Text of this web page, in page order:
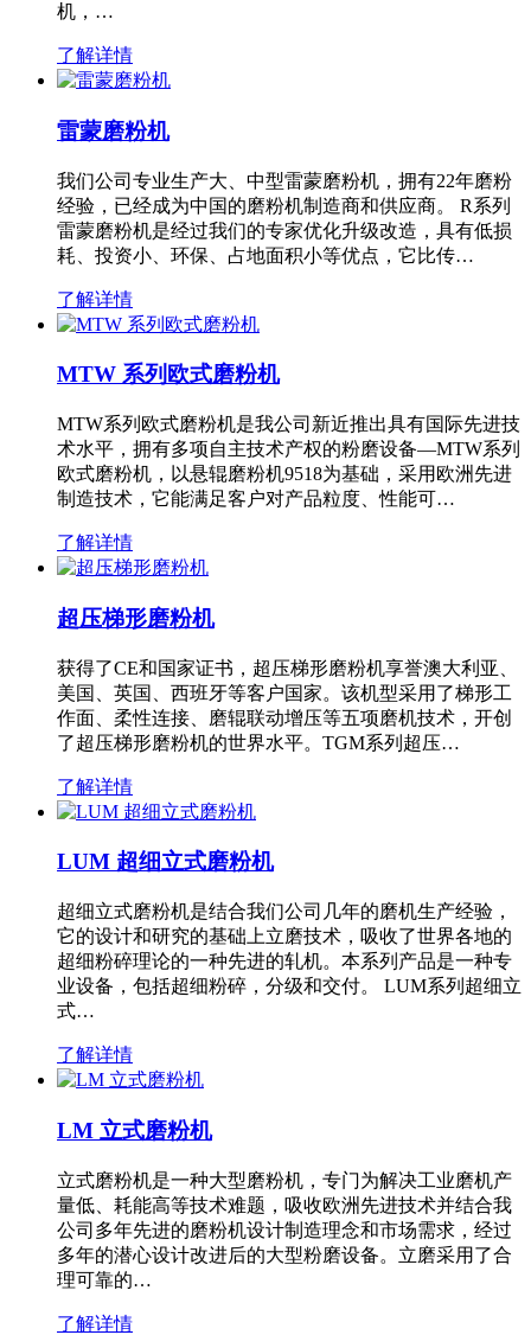
机，…
了解详情
雷蒙磨粉机
我们公司专业生产大、中型雷蒙磨粉机，拥有22年磨粉
经验，已经成为中国的磨粉机制造商和供应商。 R系列
雷蒙磨粉机是经过我们的专家优化升级改造，具有低损
耗、投资小、环保、占地面积小等优点，它比传…
了解详情
MTW 系列欧式磨粉机
MTW系列欧式磨粉机是我公司新近推出具有国际先进技
术水平，拥有多项自主技术产权的粉磨设备—MTW系列
欧式磨粉机，以悬辊磨粉机9518为基础，采用欧洲先进
制造技术，它能满足客户对产品粒度、性能可…
了解详情
超压梯形磨粉机
获得了CE和国家证书，超压梯形磨粉机享誉澳大利亚、
美国、英国、西班牙等客户国家。该机型采用了梯形工
作面、柔性连接、磨辊联动增压等五项磨机技术，开创
了超压梯形磨粉机的世界水平。TGM系列超压…
了解详情
LUM 超细立式磨粉机
超细立式磨粉机是结合我们公司几年的磨机生产经验，
它的设计和研究的基础上立磨技术，吸收了世界各地的
超细粉碎理论的一种先进的轧机。本系列产品是一种专
业设备，包括超细粉碎，分级和交付。 LUM系列超细立
式…
了解详情
LM 立式磨粉机
立式磨粉机是一种大型磨粉机，专门为解决工业磨机产
量低、耗能高等技术难题，吸收欧洲先进技术并结合我
公司多年先进的磨粉机设计制造理念和市场需求，经过
多年的潜心设计改进后的大型粉磨设备。立磨采用了合
理可靠的…
了解详情